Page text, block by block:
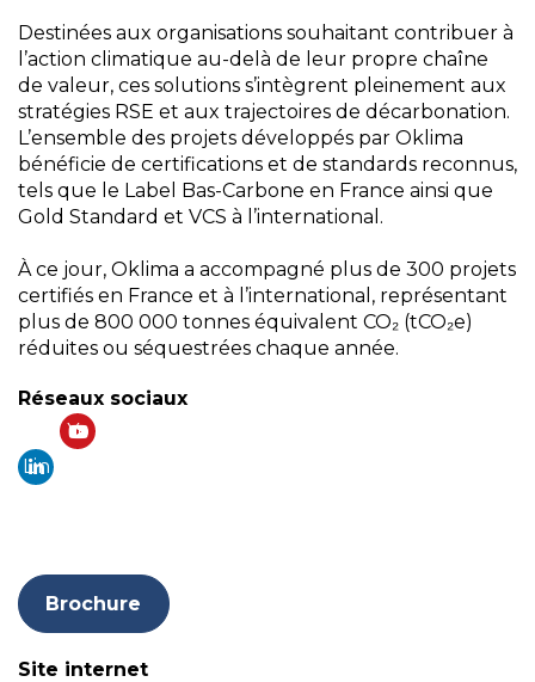
Destinées aux organisations souhaitant contribuer à
l’action climatique au-delà de leur propre chaîne
de valeur, ces solutions s’intègrent pleinement aux
stratégies RSE et aux trajectoires de décarbonation.
L’ensemble des projets développés par Oklima
bénéficie de certifications et de standards reconnus,
tels que le Label Bas-Carbone en France ainsi que
Gold Standard et VCS à l’international.
À ce jour, Oklima a accompagné plus de 300 projets
certifiés en France et à l’international, représentant
plus de 800 000 tonnes équivalent CO₂ (tCO₂e)
réduites ou séquestrées chaque année.
Réseaux sociaux
Lin
Yo
Brochure
Site internet